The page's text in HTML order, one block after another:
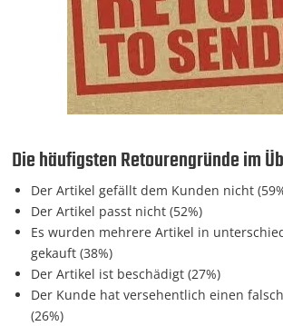
Die häufigsten Retourengründe im
Der Artikel gefällt dem Kunden nicht
Der Artikel passt nicht (52%)
Es wurden mehrere Artikel in
gekauft (38%)
Der Artikel ist beschädigt (27%)
Der Kunde hat versehentlich einen
(26%)